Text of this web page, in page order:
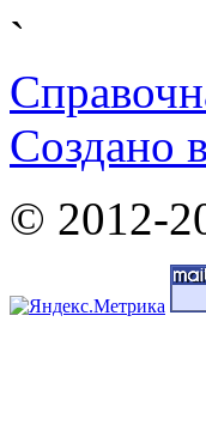
`
Cоздано в
© 2012-